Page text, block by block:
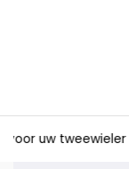
voor uw tweewieler